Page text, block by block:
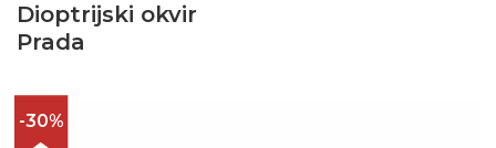
Dioptrijski okvir
Prada
-30%